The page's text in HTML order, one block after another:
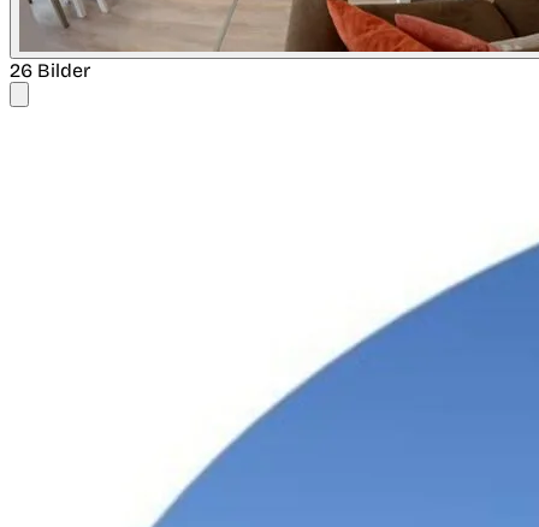
26 Bilder